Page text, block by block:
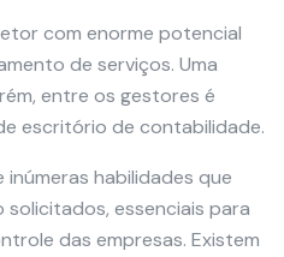
com enorme potencial
de serviços. Uma
entre os gestores é
escritório de contabilidade.
habilidades que
essenciais para
das empresas. Existem